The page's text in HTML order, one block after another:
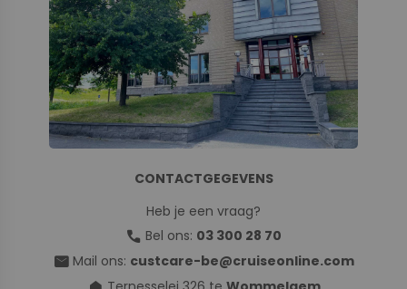
CONTACTGEGEVENS
Heb je een vraag?
call Bel ons: 03 300 28 70
mail Mail ons: custcare-be@cruiseonline.com